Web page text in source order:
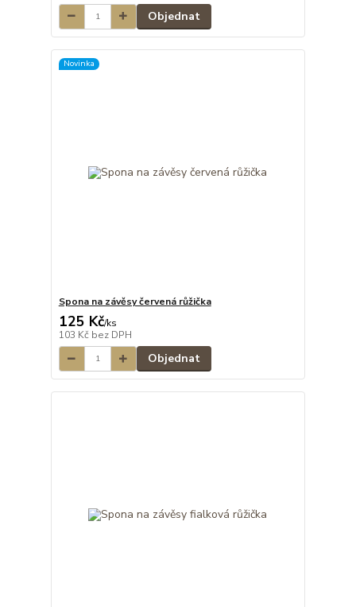
Objednat
Novinka
Spona na závěsy červená růžička
125 Kč/ks
103 Kč bez DPH
Objednat